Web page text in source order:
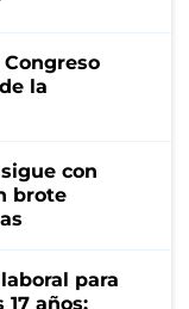
la
con
brote
para
años: